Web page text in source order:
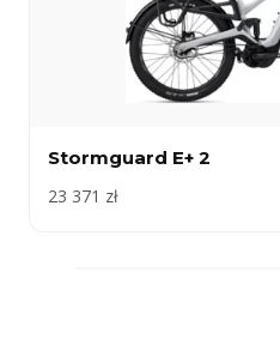
Stormguard E+ 2
23 371 zł